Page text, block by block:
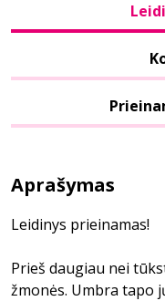
Aprašymas
Leidinys prieinamas!
Prieš daugiau nei
žmonės. Umbra tapo